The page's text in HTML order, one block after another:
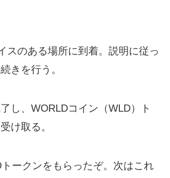
スのある場所に到着。説明に従っ
きを行う。
し、WORLDコイン（WLD）ト
け取る。
トークンをもらったぞ。次はこれ